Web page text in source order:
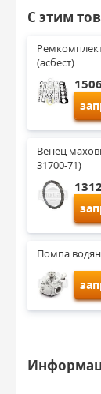
С этим
(асбест)
Венец
31700-71)
Помпа